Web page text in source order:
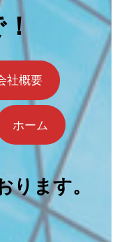
社概要
ホーム
ります。